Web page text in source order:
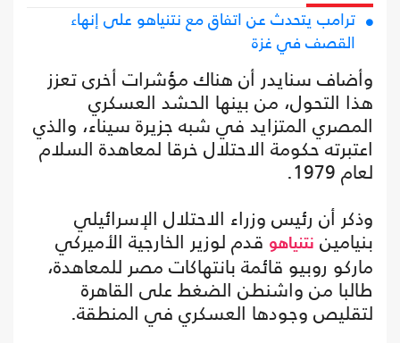
ترامب يتحدث عن اتفاق مع نتنياهو على إنهاء
القصف في غزة
وأضاف سنايدر أن هناك مؤشرات أخرى تعزز
هذا التحول، من بينها الحشد العسكري
المصري المتزايد في شبه جزيرة سيناء، والذي
اعتبرته حكومة الاحتلال خرقا لمعاهدة السلام
لعام 1979.
وذكر أن رئيس وزراء الاحتلال الإسرائيلي
بنيامين نتنياهو قدم لوزير الخارجية الأميركي
ماركو روبيو قائمة بانتهاكات مصر للمعاهدة،
طالبا من واشنطن الضغط على القاهرة
لتقليص وجودها العسكري في المنطقة.